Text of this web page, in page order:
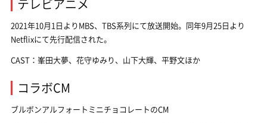
テレビアニメ
2021年10月1日よりMBS、TBS系列にて放送開始。同年9月25日より
Netflixにて先行配信された。
CAST：峯田大夢、花守ゆみり、山下大輝、平野文ほか
コラボCM
ブルボンアルフォートミニチョコレートのCM